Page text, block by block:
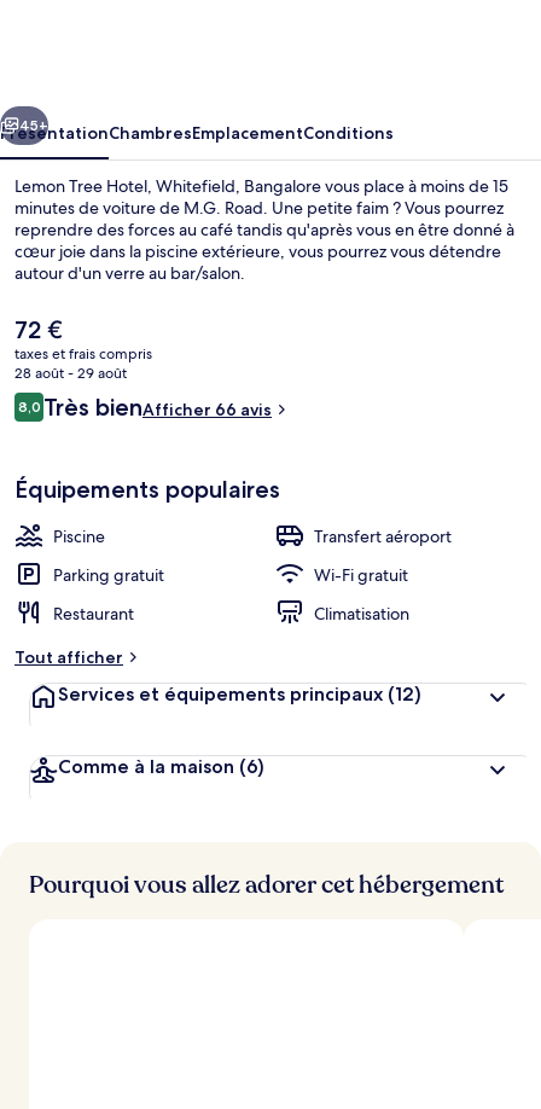
Bangalore
Suivant
45+
PrésentationChambresEmplacementConditions
Lemon Tree Hotel, Whitefield, Bangalore vous place à moins de 15
minutes de voiture de M.G. Road. Une petite faim ? Vous pourrez
reprendre des forces au café tandis qu'après vous en être donné à
cœur joie dans la piscine extérieure, vous pourrez vous détendre
autour d'un verre au bar/salon.
Le
prix
actuel
est
de
72 €
taxes et frais compris
28 août - 29 août
Avis
voyageurs
8,08,0 sur 10
Très bienAfficher 66 avis
Équipements populaires
Piscine
Transfert aéroport
Parking gratuit
Wi-Fi gratuit
Restaurant
Climatisation
Tout afficher
Services et équipements principaux (12)
Comme à la maison (6)
Pourquoi vous allez adorer cet hébergement